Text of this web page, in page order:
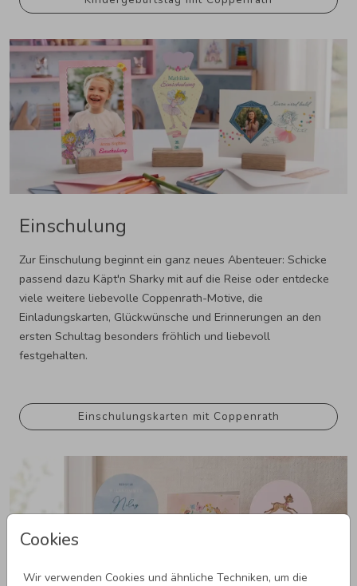
Cookies
Wir verwenden Cookies und ähnliche Techniken, um die
Einschulung
Zur Einschulung beginnt ein ganz neues Abenteuer: Schicke
passend dazu Käpt'n Sharky mit auf die Reise oder entdecke
viele weitere liebevolle Coppenrath-Motive, die
Einladungskarten, Glückwünsche und Erinnerungen an den
ersten Schultag besonders fröhlich und liebevoll
festgehalten.
Einschulungskarten mit Coppenrath